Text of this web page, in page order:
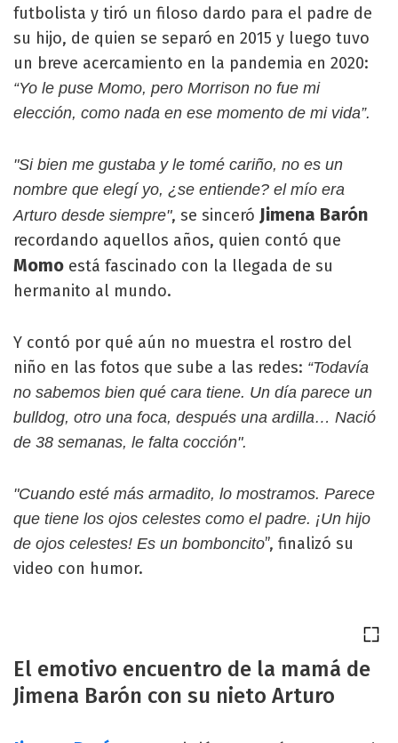
futbolista y tiró un filoso dardo para el padre de
su hijo, de quien se separó en 2015 y luego tuvo
un breve acercamiento en la pandemia en 2020:
“Yo le puse Momo, pero Morrison no fue mi
elección, como nada en ese momento de mi vida”.
"Si bien me gustaba y le tomé cariño, no es un
nombre que elegí yo, ¿se entiende? el mío era
Arturo desde siempre", se sinceró Jimena Barón
recordando aquellos años, quien contó que
Momo está fascinado con la llegada de su
hermanito al mundo.
Y contó por qué aún no muestra el rostro del
niño en las fotos que sube a las redes: “Todavía
no sabemos bien qué cara tiene. Un día parece un
bulldog, otro una foca, después una ardilla… Nació
de 38 semanas, le falta cocción".
"Cuando esté más armadito, lo mostramos. Parece
que tiene los ojos celestes como el padre. ¡Un hijo
de ojos celestes! Es un bomboncito”, finalizó su
video con humor.
El emotivo encuentro de la mamá de
Jimena Barón con su nieto Arturo